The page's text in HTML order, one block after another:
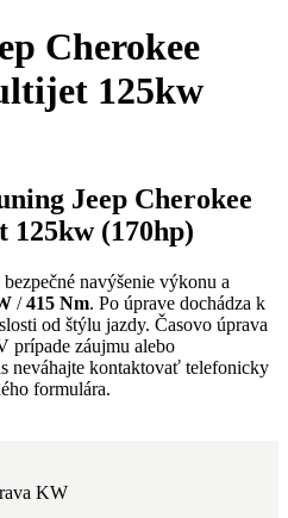
Cherokee
125kw
Jeep Cherokee
(170hp)
navýšenie výkonu a
/415 Nm. Po úprave dochádza k
od štýlu jazdy. Časovo úprava
prípade záujmu alebo
neváhajte kontaktovať telefonicky
formulára.
KW